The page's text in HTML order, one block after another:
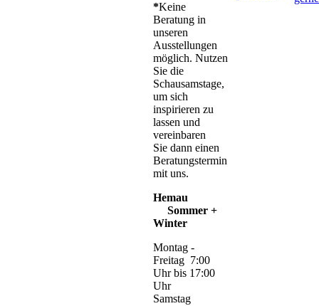
*Keine
Beratung in
unseren
Ausstellungen
möglich. Nutzen
Sie die
Schausamstage,
um sich
inspirieren zu
lassen und
vereinbaren
Sie dann einen
Beratungstermin
mit uns.
Hemau
Sommer +
Winter
Montag -
Freitag 7:00
Uhr bis 17:00
Uhr
Samstag